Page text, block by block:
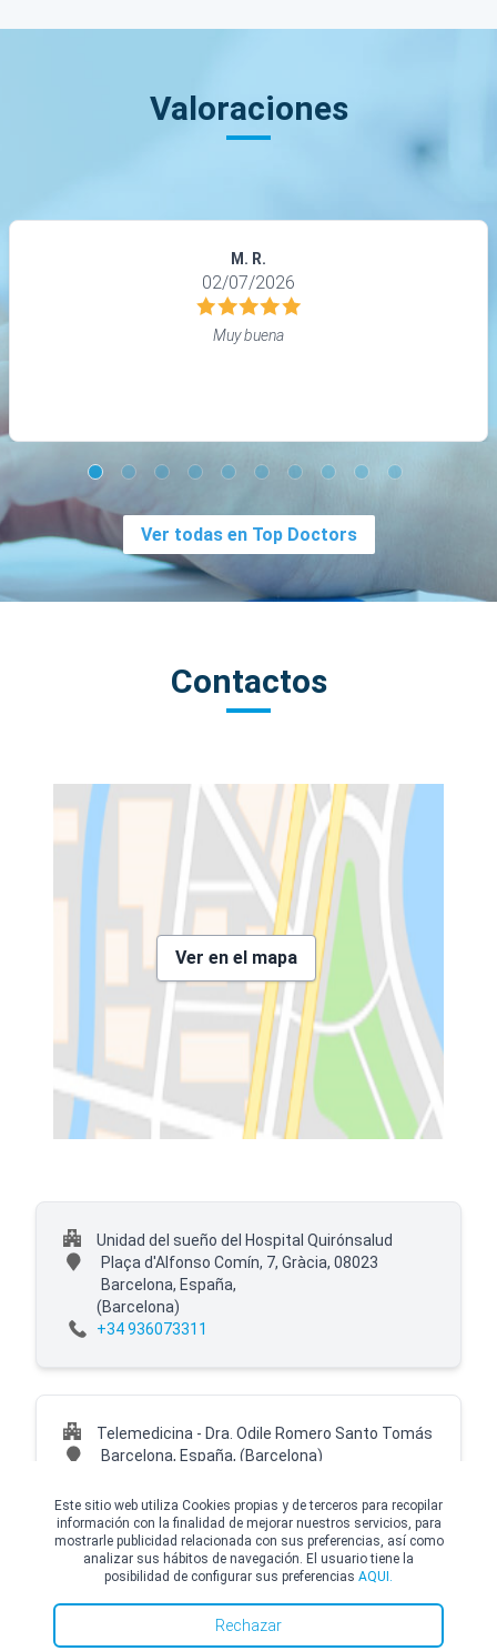
Valoraciones
M. R.
02/07/2026
Muy buena
Ver todas en Top Doctors
Contactos
Ver en el mapa
Unidad del sueño del Hospital Quirónsalud
Plaça d'Alfonso Comín, 7, Gràcia, 08023
Barcelona, España,
(Barcelona)
+34 936073311
Telemedicina - Dra. Odile Romero Santo Tomás
Barcelona, España, (Barcelona)
© Copyright Top Doctors 2026. All Right Reserved. Designed and Developed by
Top Doctors |Términos y condiciones|Política de Cookies|Política de privacidad
Este sitio web utiliza Cookies propias y de terceros para recopilar
información con la finalidad de mejorar nuestros servicios, para
mostrarle publicidad relacionada con sus preferencias, así como
analizar sus hábitos de navegación. El usuario tiene la
posibilidad de configurar sus preferencias AQUI.
Rechazar